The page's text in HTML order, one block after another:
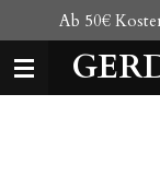
Hauptinhalt
springen
Ab 50€